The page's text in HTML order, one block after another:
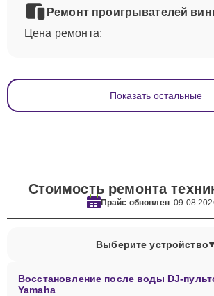
Ремонт проигрывателей
Цена ремонта:
Показать остальные
Стоимость ремонта
Прайс обновлен:
Выберите устройство
Восстановление после воды DJ-
Yamaha